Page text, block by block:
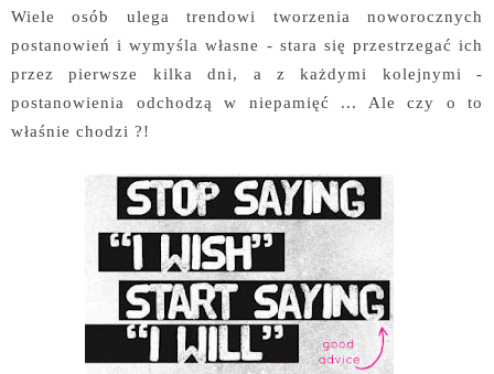
Wiele osób ulega trendowi tworzenia noworocznych
postanowień i wymyśla własne - stara się przestrzegać ich
przez pierwsze kilka dni, a z każdymi kolejnymi -
postanowienia odchodzą w niepamięć ... Ale czy o to
właśnie chodzi ?!